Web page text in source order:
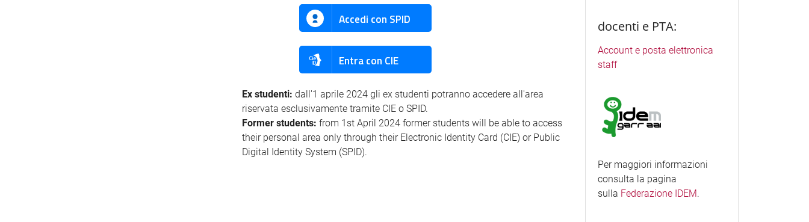
Accedi con SPID
Entra con CIE
Ex studenti: dall'1 aprile 2024 gli ex studenti potranno accedere all'area
riservata esclusivamente tramite CIE o SPID.
Former students: from 1st April 2024 former students will be able to access
their personal area only through their Electronic Identity Card (CIE) or Public
Digital Identity System (SPID).
docenti e PTA:
Account e posta elettronica
staff
Per maggiori informazioni
consulta la pagina
sulla Federazione IDEM.